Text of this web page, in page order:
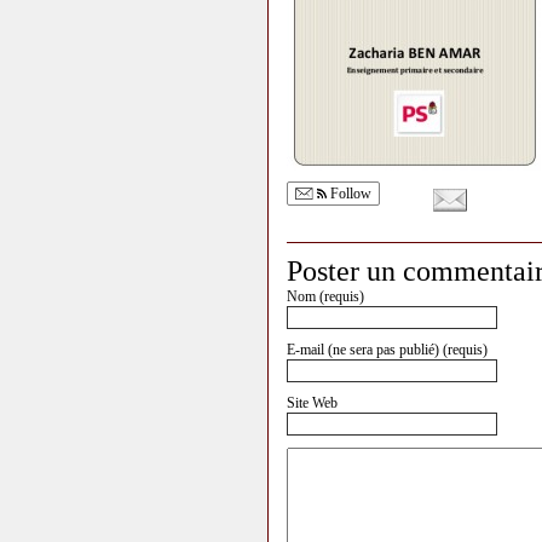
Follow
Poster un
Nom (requis)
E-mail (ne sera pas publié) (requis)
Site Web